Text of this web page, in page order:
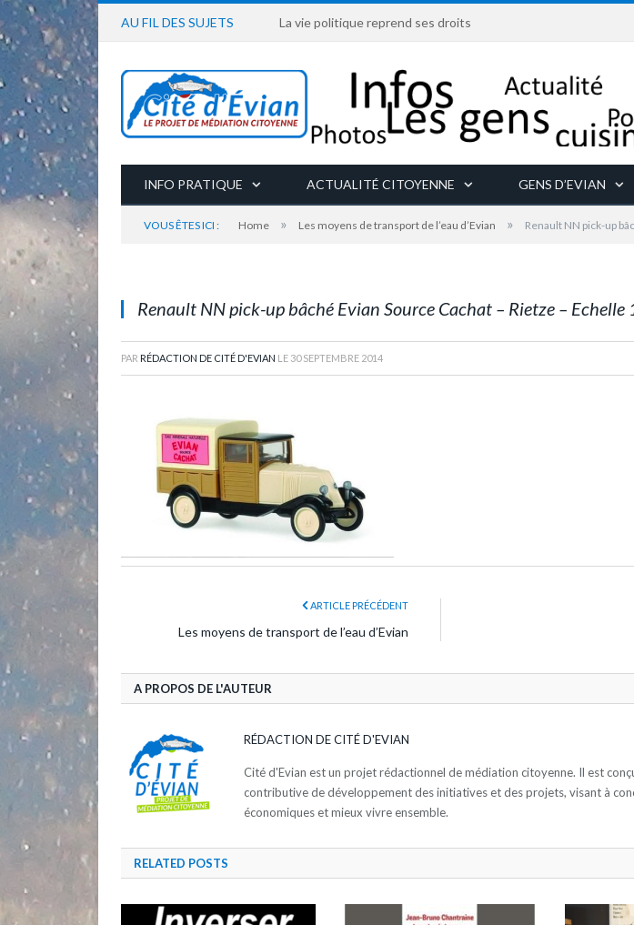
AU FIL DES SUJETS La vie politique reprend ses droits
INFO PRATIQUE ACTUALITÉ CITOYENNE GENS D’EVIAN
VOUS ÊTES ICI : Home » Les moyens de transport de l’eau d’Evian » Renault NN pick-up
Renault NN pick-up bâché Evian Source Cachat – Rietze – Echelle
PAR RÉDACTION DE CITÉ D'EVIAN LE 30 SEPTEMBRE 2014
ARTICLE PRÉCÉDENT
Les moyens de transport de l’eau d’Evian
A PROPOS DE L'AUTEUR
RÉDACTION DE CITÉ D'EVIAN
Cité d'Evian est un projet rédactionnel de médiation citoyenne. Il est
contributive de développement des initiatives et des projets, visant à
économiques et mieux vivre ensemble.
RELATED POSTS